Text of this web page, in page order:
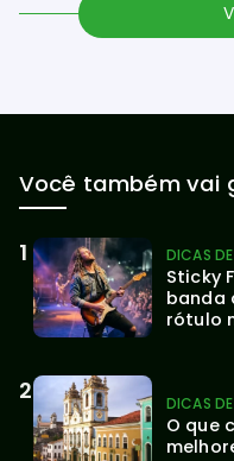
Você também vai
DICAS
Sticky
banda
rótulo
DICAS
O que